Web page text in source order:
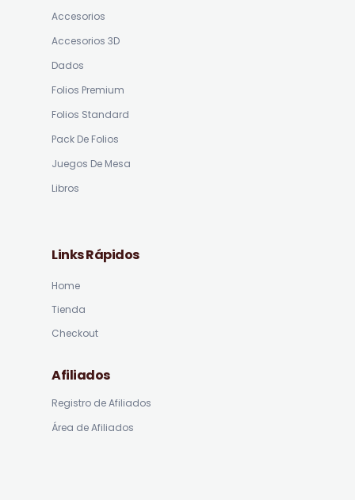
Accesorios
Accesorios 3D
Dados
Folios Premium
Folios Standard
Pack De Folios
Juegos De Mesa
Libros
Links Rápidos
Home
Tienda
Checkout
Afiliados
Registro de Afiliados
Área de Afiliados